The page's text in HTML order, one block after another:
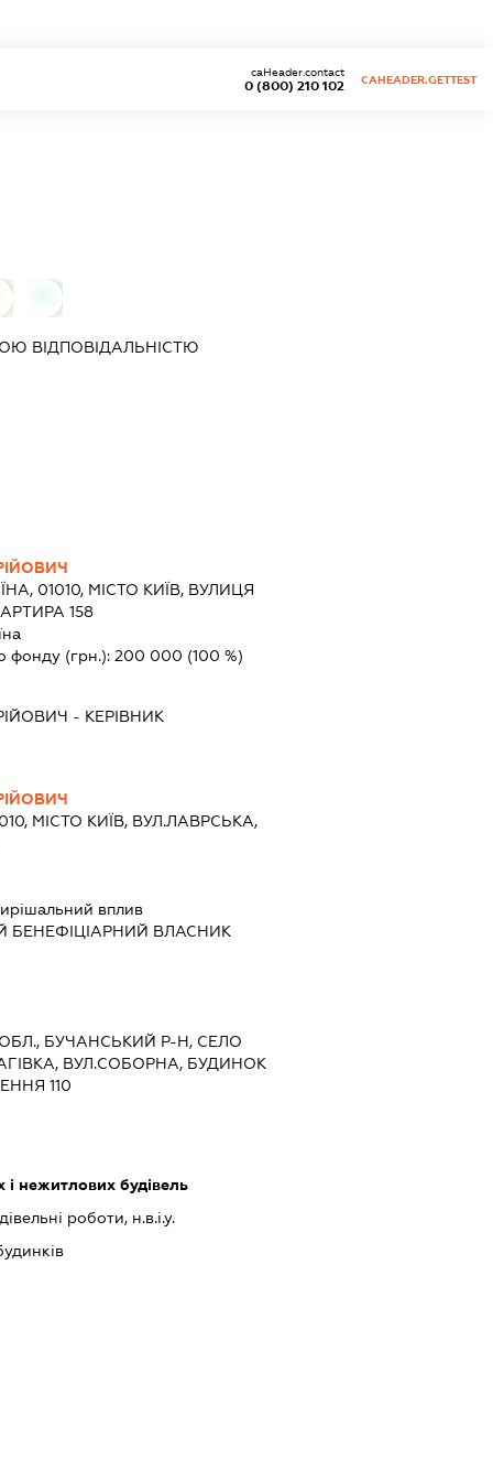
0 (800) 210 102
caHeader.contact
CAHEADER.GETTEST
ВІДПОВІДАЛЬНІСТЮ
01010, МІСТО КИЇВ, ВУЛИЦЯ
158
фонду (грн.): 200 000 (100 %)
- КЕРІВНИК
МІСТО КИЇВ, ВУЛ.ЛАВРСЬКА,
вплив
БЕНЕФІЦІАРНИЙ ВЛАСНИК
ОБЛ., БУЧАНСЬКИЙ Р-Н, СЕЛО
ВУЛ.СОБОРНА, БУДИНОК
110
нежитлових будівель
роботи, н.в.і.у.